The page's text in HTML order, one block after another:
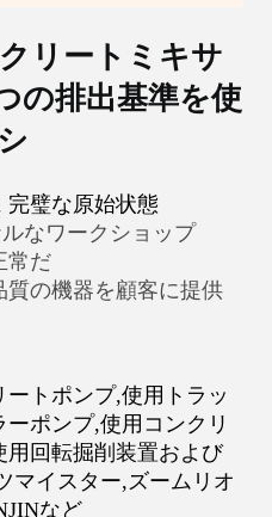
リートミキサ
の排出基準を使
完璧な原始状態
なワークショップ
常だ
の機器を顧客に提供
トポンプ,使用トラッ
ポンプ,使用コンクリ
回転掘削装置および
マイスター,ズームリオ
など